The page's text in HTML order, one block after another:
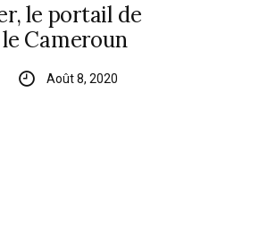
le portail de
Cameroun
Août 8, 2020